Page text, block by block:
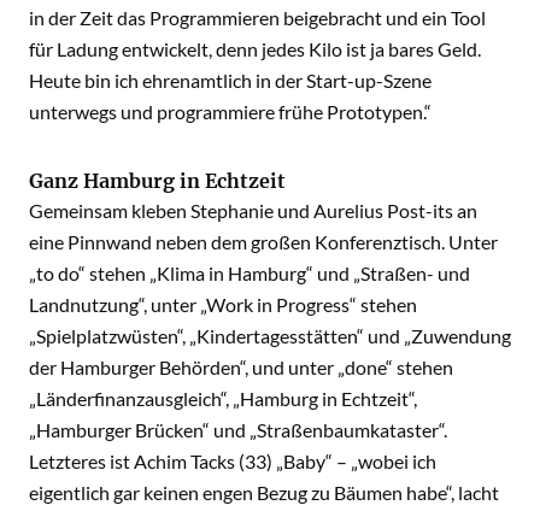
in der Zeit das Programmieren beigebracht und ein Tool
für Ladung entwickelt, denn jedes Kilo ist ja bares Geld.
Heute bin ich ehrenamtlich in der Start-up-Szene
unterwegs und programmiere frühe Prototypen.“
Ganz Hamburg in Echtzeit
Gemeinsam kleben Stephanie und Aurelius Post-its an
eine Pinnwand neben dem großen Konferenztisch. Unter
„to do“ stehen „Klima in Hamburg“ und „Straßen- und
Landnutzung“, unter „Work in Progress“ stehen
„Spielplatzwüsten“, „Kindertagesstätten“ und „Zuwendung
der Hamburger Behörden“, und unter „done“ stehen
„Länderfinanzausgleich“, „Hamburg in Echtzeit“,
„Hamburger Brücken“ und „Straßenbaumkataster“.
Letzteres ist Achim Tacks (33) „Baby“ – „wobei ich
eigentlich gar keinen engen Bezug zu Bäumen habe“, lacht